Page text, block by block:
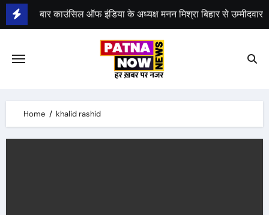
Skip
to
बार काउंसिल ऑफ इंडिया के अध्यक्ष मनन मिश्रा बिहार से उम्मीदवार
भीम सेना का भारत बंद, राजद का बंद को समर्थन
Home khalid rashid